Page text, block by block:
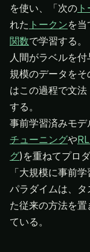
を使い、「次の
れた トークンを当
関数で学習する。
人間がラベルを
規模のデータを
はこの過程で文
する。
事前学習済みモデ
チューニングや
グ)を重ねてプロ
「大規模に事前
パラダイムは、
た従来の方法を
ている。